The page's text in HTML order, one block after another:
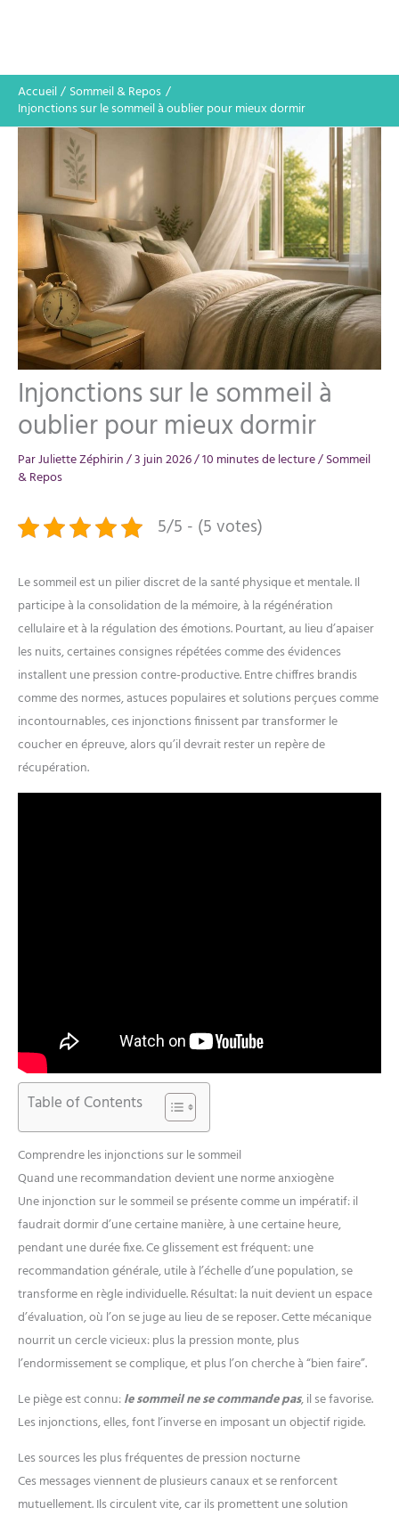
Accueil
Sommeil & Repos
Injonctions sur le sommeil à oublier pour mieux dormir
Injonctions sur le sommeil à
oublier pour mieux dormir
ParJuliette Zéphirin/3 juin 2026/10 minutes de lecture/Sommeil
& Repos
5/5 - (5 votes)
Le sommeil est un pilier discret de la santé physique et mentale. Il
participe à la consolidation de la mémoire, à la régénération
cellulaire et à la régulation des émotions. Pourtant, au lieu d’apaiser
les nuits, certaines consignes répétées comme des évidences
installent une pression contre-productive. Entre chiffres brandis
comme des normes, astuces populaires et solutions perçues comme
incontournables, ces injonctions finissent par transformer le
coucher en épreuve, alors qu’il devrait rester un repère de
récupération.
Table of Contents
Comprendre les injonctions sur le sommeil
Quand une recommandation devient une norme anxiogène
Une injonction sur le sommeil se présente comme un impératif: il
faudrait dormir d’une certaine manière, à une certaine heure,
pendant une durée fixe. Ce glissement est fréquent: une
recommandation générale, utile à l’échelle d’une population, se
transforme en règle individuelle. Résultat: la nuit devient un espace
d’évaluation, où l’on se juge au lieu de se reposer. Cette mécanique
nourrit un cercle vicieux: plus la pression monte, plus
l’endormissement se complique, et plus l’on cherche à “bien faire”.
Le piège est connu:le sommeil ne se commande pas, il se favorise.
Les injonctions, elles, font l’inverse en imposant un objectif rigide.
Les sources les plus fréquentes de pression nocturne
Ces messages viennent de plusieurs canaux et se renforcent
mutuellement. Ils circulent vite, car ils promettent une solution